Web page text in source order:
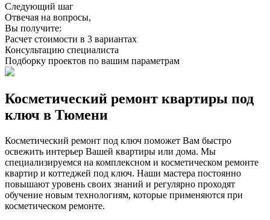
Следующий шаг
Отвечая на вопросы,
Вы получите:
Расчет стоимости в 3 вариантах
Консультацию специалиста
Подборку проектов по вашим параметрам
Косметический ремонт квартиры под
ключ в Тюмени
Косметический ремонт под ключ поможет Вам быстро
освежить интерьер Вашей квартиры или дома. Мы
специализируемся на комплексном и косметическом ремонте
квартир и коттеджей под ключ. Наши мастера постоянно
повышают уровень своих знаний и регулярно проходят
обучение новым технологиям, которые применяются при
косметическом ремонте.